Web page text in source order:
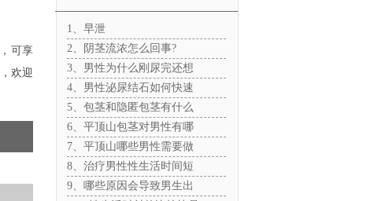
可享
欢迎
1、早泄
2、阴茎流浓怎么回事?
3、男性为什么刚尿完还想
4、男性泌尿结石如何快速
5、包茎和隐匿包茎有什么
6、平顶山包茎对男性有哪
7、平顶山哪些男性需要做
8、治疗男性性生活时间短
9、哪些原因会导致男生出